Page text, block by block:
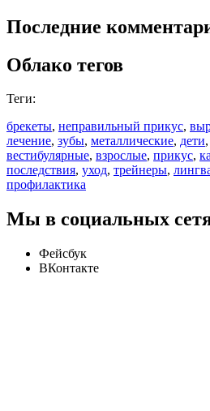
Последние
Облако тегов
Теги:
брекеты, неправильный прикус,
лечение, зубы, металлические, дети,
вестибулярные, взрослые, прикус,
последствия, уход, трейнеры,
профилактика
Мы в социальных
Фейсбук
ВКонтакте